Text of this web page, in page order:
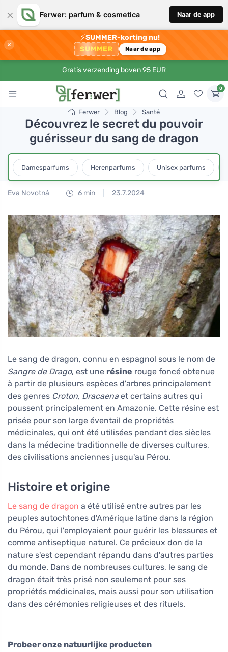
× Ferwer: parfum & cosmetica Naar de app
×
⚡SUMMER-korting nu!
SUMMER Naar de app
Gratis verzending boven 95 EUR
0
Ferwer Blog Santé
Découvrez le secret du pouvoir
guérisseur du sang de dragon
Damesparfums Herenparfums Unisex parfums
Eva Novotná 6 min 23.7.2024
Le sang de dragon, connu en espagnol sous le nom de
Sangre de Drago, est une résine rouge foncé obtenue
à partir de plusieurs espèces d'arbres principalement
des genres Croton, Dracaenaet certains autres qui
poussent principalement en Amazonie. Cette résine est
prisée pour son large éventail de propriétés
médicinales, qui ont été utilisées pendant des siècles
dans la médecine traditionnelle de diverses cultures,
des civilisations anciennes jusqu'au Pérou.
Histoire et origine
Le sang de dragon a été utilisé entre autres par les
peuples autochtones d'Amérique latine dans la région
du Pérou, qui l'employaient pour guérir les blessures et
comme antiseptique naturel. Ce précieux don de la
nature s'est cependant répandu dans d'autres parties
du monde. Dans de nombreuses cultures, le sang de
dragon était très prisé non seulement pour ses
propriétés médicinales, mais aussi pour son utilisation
dans des cérémonies religieuses et des rituels.
Probeer onze natuurlijke producten